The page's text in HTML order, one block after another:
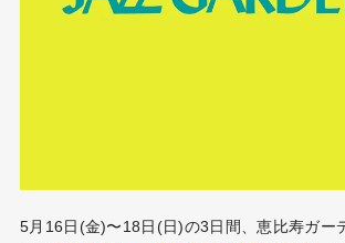
5月16日(金)〜18日(日)の3日間、恵比寿ガー